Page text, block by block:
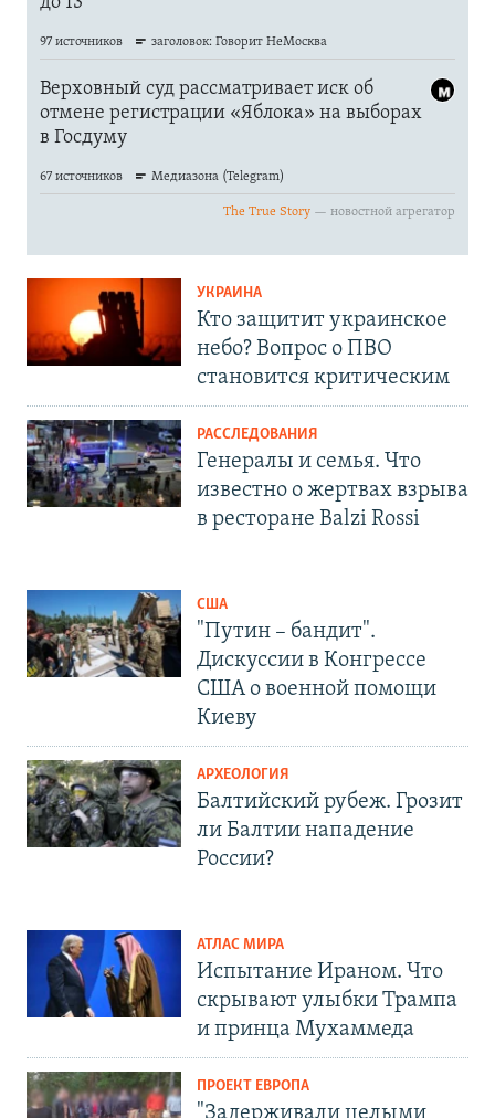
УКРАИНА
Кто защитит украинское
небо? Вопрос о ПВО
становится критическим
РАССЛЕДОВАНИЯ
Генералы и семья. Что
известно о жертвах взрыва
в ресторане Balzi Rossi
США
"Путин – бандит".
Дискуссии в Конгрессе
США о военной помощи
Киеву
АРХЕОЛОГИЯ
Балтийский рубеж. Грозит
ли Балтии нападение
России?
АТЛАС МИРА
Испытание Ираном. Что
скрывают улыбки Трампа
и принца Мухаммеда
ПРОЕКТ ЕВРОПА
"Задерживали целыми